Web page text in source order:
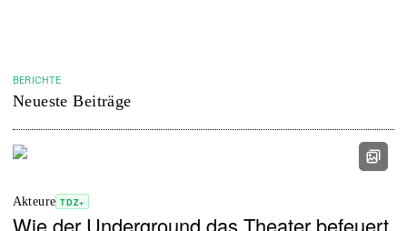
BERICHTE
Neueste Beiträge
Akteure TDZ+
Wie der Underground das Theater befeuert